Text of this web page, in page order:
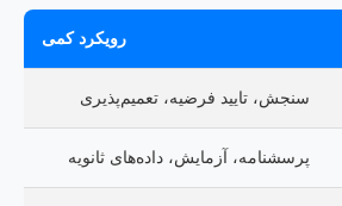
رویکرد کمی
سنجش، تایید فرضیه، تعمیم‌پذیری
پرسشنامه، آزمایش، داده‌های ثانویه